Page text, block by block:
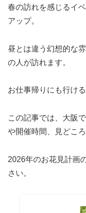
春の訪れを感じるイ
アップ。
昼とは違う幻想的な
の人が訪れます。
お仕事帰りにも行け
この記事では、大阪
や開催時間、見どこ
2026年のお花見計画
さい。